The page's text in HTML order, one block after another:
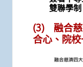
雙聯學
(3) 融合慈
合心、院校